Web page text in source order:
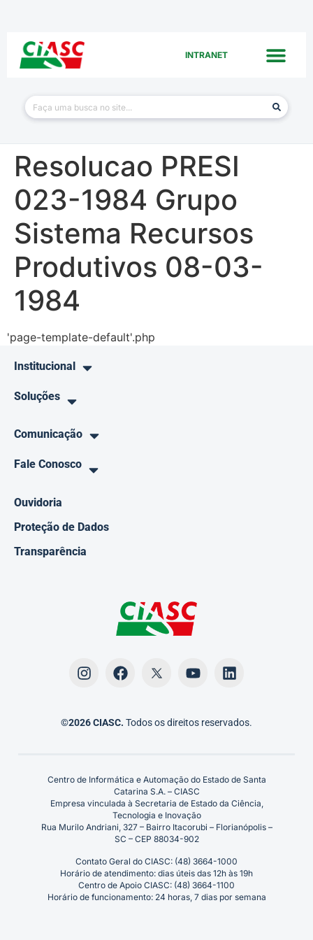
INTRANET
Resolucao PRESI
023-1984 Grupo
Sistema Recursos
Produtivos 08-03-
1984
'page-template-default'.php
Institucional
Soluções
Comunicação
Fale Conosco
Ouvidoria
Proteção de Dados
Transparência
©2026 CIASC. Todos os direitos reservados.
Centro de Informática e Automação do Estado de Santa
Catarina S.A. – CIASC
Empresa vinculada à Secretaria de Estado da Ciência,
Tecnologia e Inovação
Rua Murilo Andriani, 327 – Bairro Itacorubi – Florianópolis –
SC – CEP 88034-902
Contato Geral do CIASC: (48) 3664-1000
Horário de atendimento: dias úteis das 12h às 19h
Centro de Apoio CIASC: (48) 3664-1100
Horário de funcionamento: 24 horas, 7 dias por semana